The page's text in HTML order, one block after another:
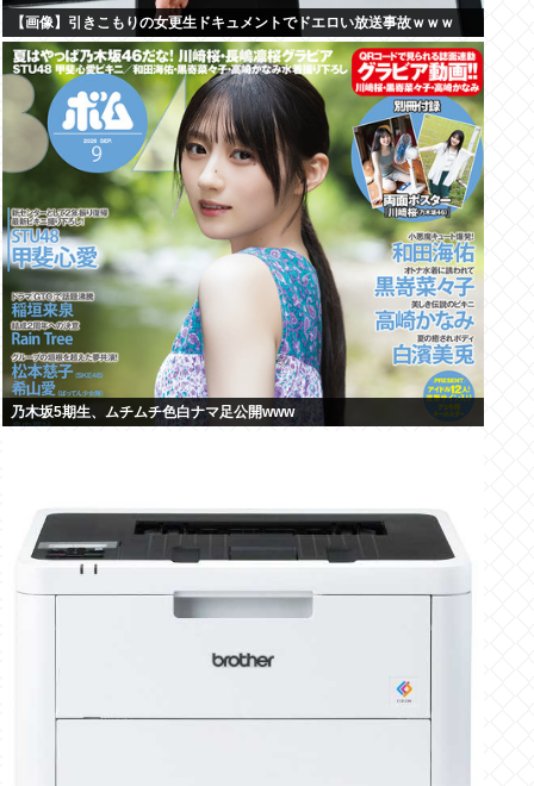
【画像】引きこもりの女更生ドキュメントでドエロい放送事故ｗｗｗ
乃木坂5期生、ムチムチ色白ナマ足公開www